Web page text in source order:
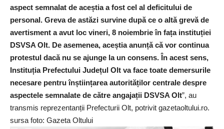
aspect semnalat de aceștia a fost cel al deficitului de
personal. Greva de astăzi survine după ce o altă grevă de
avertisment a avut loc vineri, 8 noiembrie în fața instituției
DSVSA Olt. De asemenea, aceștia anunță că vor continua
protestul dacă nu se ajunge la un consens. În acest sens,
Instituția Prefectului Județul Olt va face toate demersurile
necesare pentru înștiințarea autorităților centrale despre
aspectele semnalate de către angajații DSVSA Olt”, au
transmis reprezentanții Prefecturii Olt, potrivit gazetaoltului.ro.
sursa foto: Gazeta Oltului